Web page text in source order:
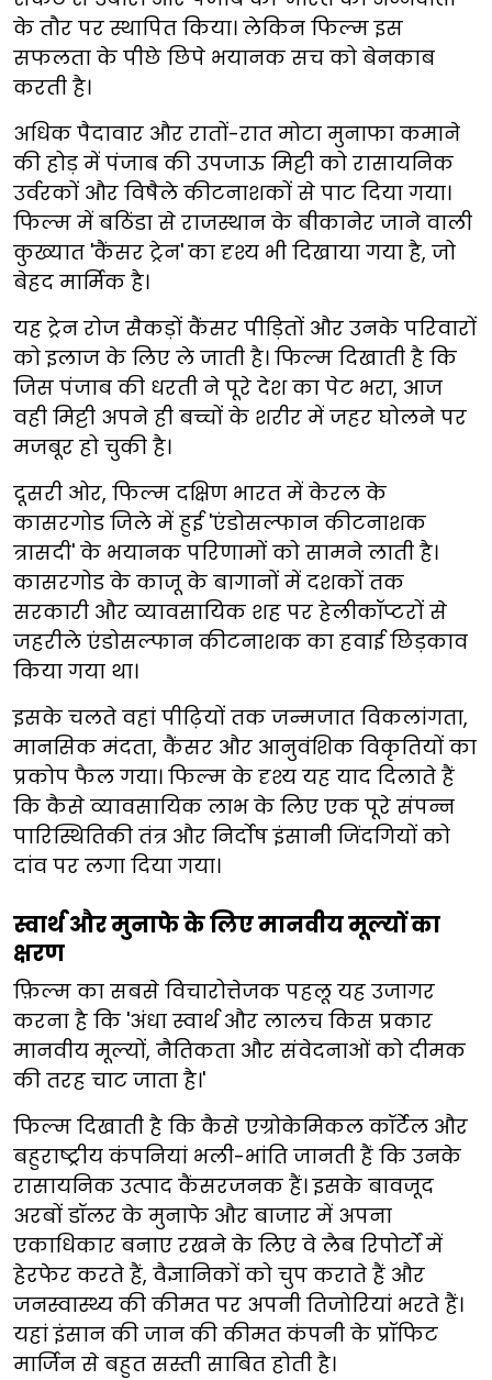
के तौर पर स्थापित किया। लेकिन फिल्म इस
सफलता के पीछे छिपे भयानक सच को बेनकाब
करती है।
अधिक पैदावार और रातों-रात मोटा मुनाफा कमाने
की होड़ में पंजाब की उपजाऊ मिट्टी को रासायनिक
उर्वरकों और विषैले कीटनाशकों से पाट दिया गया।
फिल्म में बठिंडा से राजस्थान के बीकानेर जाने वाली
कुख्यात 'कैंसर ट्रेन'का दृश्य भी दिखाया गया है, जो
बेहद मार्मिक है।
यह ट्रेन रोज सैकड़ों कैंसर पीड़ितों और उनके परिवारों
को इलाज के लिए ले जाती है। फिल्म दिखाती है कि
जिस पंजाब की धरती ने पूरे देश का पेट भरा, आज
वही मिट्टी अपने ही बच्चों के शरीर में जहर घोलने पर
मजबूर हो चुकी है।
दूसरी ओर, फिल्म दक्षिण भारत में केरल के
कासरगोड जिले में हुई 'एंडोसल्फान कीटनाशक
त्रासदी' के भयानक परिणामों को सामने लाती है।
कासरगोड के काजू के बागानों में दशकों तक
सरकारी और व्यावसायिक शह पर हेलीकॉप्टरों से
जहरीले एंडोसल्फान कीटनाशक का हवाई छिड़काव
किया गया था।
इसके चलते वहां पीढ़ियों तक जन्मजात विकलांगता,
मानसिक मंदता, कैंसर और आनुवंशिक विकृतियों का
प्रकोप फैल गया। फिल्म के दृश्य यह याद दिलाते हैं
कि कैसे व्यावसायिक लाभ के लिए एक पूरे संपन्न
पारिस्थितिकी तंत्र और निर्दोष इंसानी जिंदगियों को
दांव पर लगा दिया गया।
स्वार्थ और मुनाफे के लिए मानवीय मूल्यों का
क्षरण
फ़िल्म का सबसे विचारोत्तेजक पहलू यह उजागर
करना है कि 'अंधा स्वार्थ और लालच किस प्रकार
मानवीय मूल्यों, नैतिकता और संवेदनाओं को दीमक
की तरह चाट जाता है।'
फिल्म दिखाती है कि कैसे एग्रोकेमिकल कॉर्टेल और
बहुराष्ट्रीय कंपनियां भली-भांति जानती हैं कि उनके
रासायनिक उत्पाद कैंसरजनक हैं। इसके बावजूद
अरबों डॉलर के मुनाफे और बाजार में अपना
एकाधिकार बनाए रखने के लिए वे लैब रिपोर्टों में
हेरफेर करते हैं, वैज्ञानिकों को चुप कराते हैं और
जनस्वास्थ्य की कीमत पर अपनी तिजोरियां भरते हैं।
यहां इंसान की जान की कीमत कंपनी के प्रॉफिट
मार्जिन से बहुत सस्ती साबित होती है।